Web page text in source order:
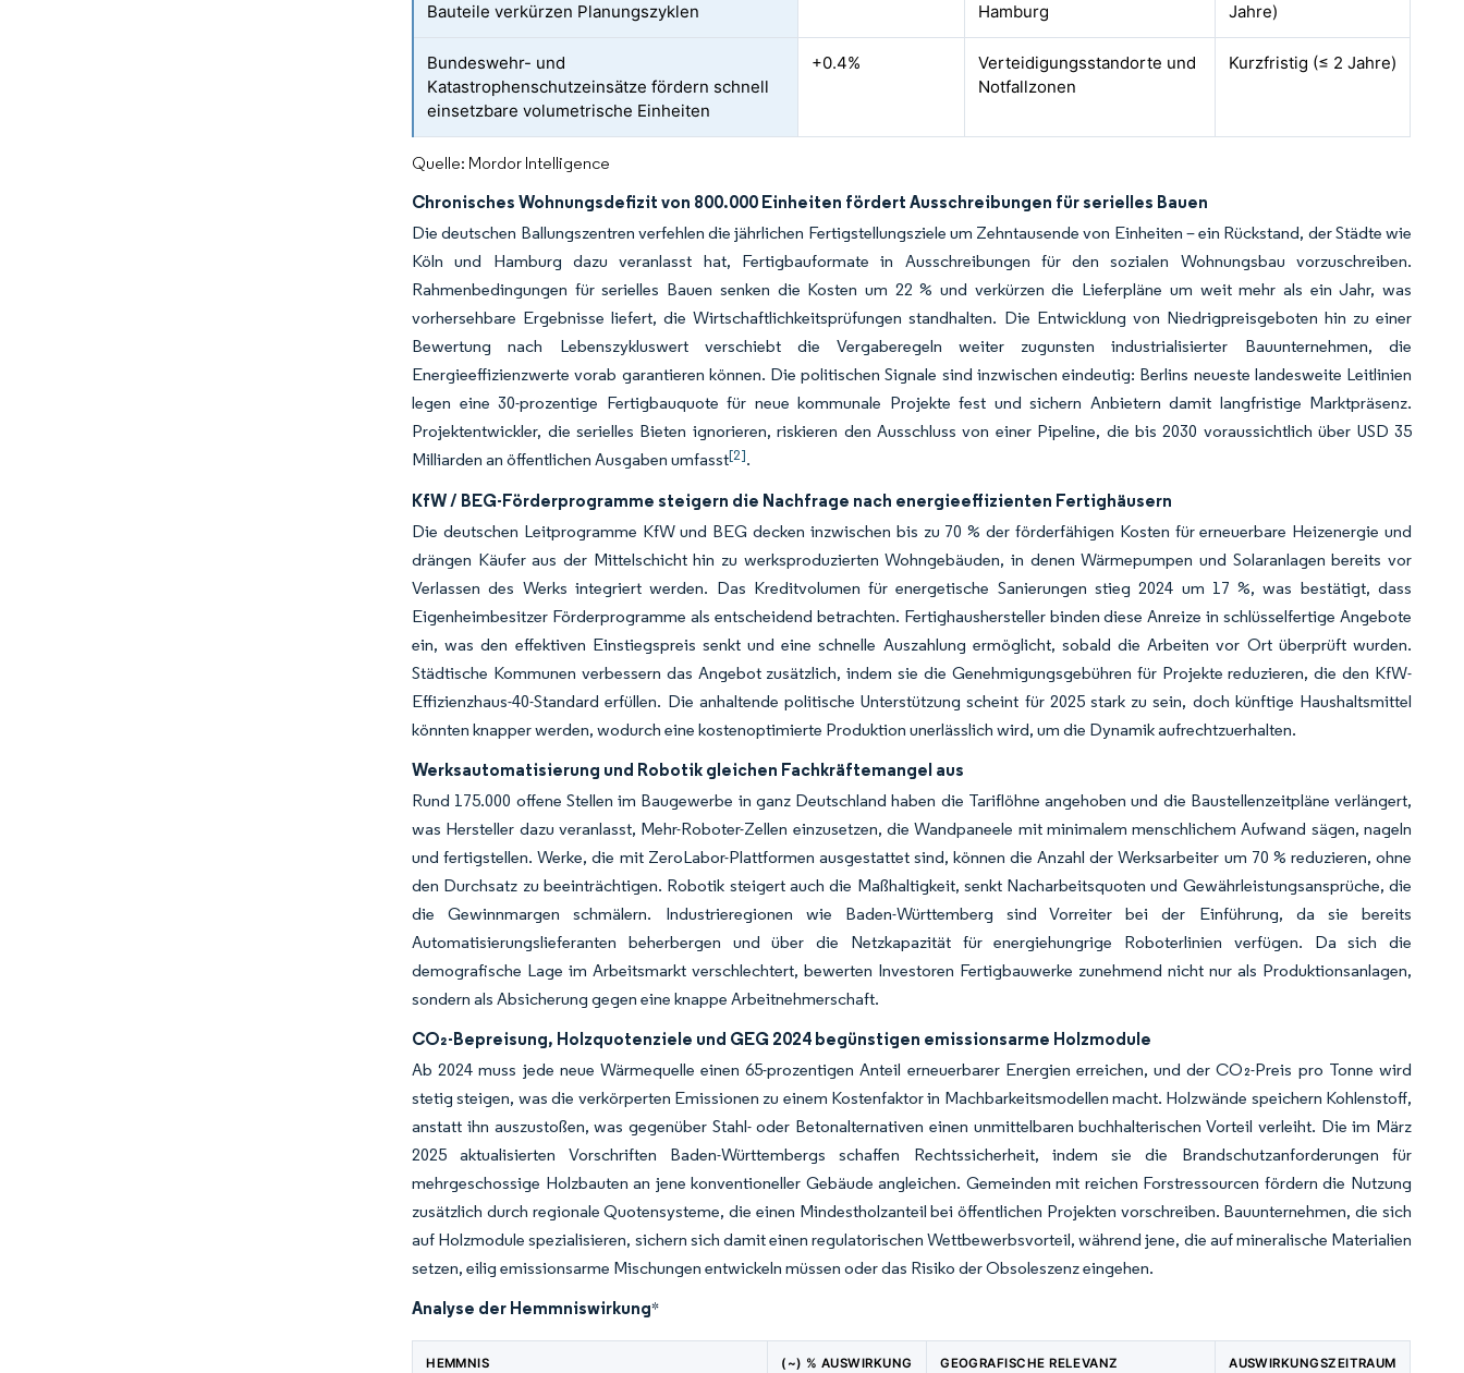
Bauteile verkürzen Planungszyklen
Hamburg
Jahre)
Bundeswehr- und
Katastrophenschutzeinsätze fördern schnell
einsetzbare volumetrische Einheiten
+0.4%
Verteidigungsstandorte und
Notfallzonen
Kurzfristig (≤ 2 Jahre)
Quelle: Mordor Intelligence
Chronisches Wohnungsdefizit von 800.000 Einheiten fördert Ausschreibungen für serielles Bauen
Die deutschen Ballungszentren verfehlen die jährlichen Fertigstellungsziele um Zehntausende von Einheiten – ein Rückstand, der Städte wie
Köln und Hamburg dazu veranlasst hat, Fertigbauformate in Ausschreibungen für den sozialen Wohnungsbau vorzuschreiben.
Rahmenbedingungen für serielles Bauen senken die Kosten um 22 % und verkürzen die Lieferpläne um weit mehr als ein Jahr, was
vorhersehbare Ergebnisse liefert, die Wirtschaftlichkeitsprüfungen standhalten. Die Entwicklung von Niedrigpreisgeboten hin zu einer
Bewertung nach Lebenszykluswert verschiebt die Vergaberegeln weiter zugunsten industrialisierter Bauunternehmen, die
Energieeffizienzwerte vorab garantieren können. Die politischen Signale sind inzwischen eindeutig: Berlins neueste landesweite Leitlinien
legen eine 30-prozentige Fertigbauquote für neue kommunale Projekte fest und sichern Anbietern damit langfristige Marktpräsenz.
Projektentwickler, die serielles Bieten ignorieren, riskieren den Ausschluss von einer Pipeline, die bis 2030 voraussichtlich über USD 35
Milliarden an öffentlichen Ausgaben umfasst[2].
KfW / BEG-Förderprogramme steigern die Nachfrage nach energieeffizienten Fertighäusern
Die deutschen Leitprogramme KfW und BEG decken inzwischen bis zu 70 % der förderfähigen Kosten für erneuerbare Heizenergie und
drängen Käufer aus der Mittelschicht hin zu werksproduzierten Wohngebäuden, in denen Wärmepumpen und Solaranlagen bereits vor
Verlassen des Werks integriert werden. Das Kreditvolumen für energetische Sanierungen stieg 2024 um 17 %, was bestätigt, dass
Eigenheimbesitzer Förderprogramme als entscheidend betrachten. Fertighaushersteller binden diese Anreize in schlüsselfertige Angebote
ein, was den effektiven Einstiegspreis senkt und eine schnelle Auszahlung ermöglicht, sobald die Arbeiten vor Ort überprüft wurden.
Städtische Kommunen verbessern das Angebot zusätzlich, indem sie die Genehmigungsgebühren für Projekte reduzieren, die den KfW-
Effizienzhaus-40-Standard erfüllen. Die anhaltende politische Unterstützung scheint für 2025 stark zu sein, doch künftige Haushaltsmittel
könnten knapper werden, wodurch eine kostenoptimierte Produktion unerlässlich wird, um die Dynamik aufrechtzuerhalten.
Werksautomatisierung und Robotik gleichen Fachkräftemangel aus
Rund 175.000 offene Stellen im Baugewerbe in ganz Deutschland haben die Tariflöhne angehoben und die Baustellenzeitpläne verlängert,
was Hersteller dazu veranlasst, Mehr-Roboter-Zellen einzusetzen, die Wandpaneele mit minimalem menschlichem Aufwand sägen, nageln
und fertigstellen. Werke, die mit ZeroLabor-Plattformen ausgestattet sind, können die Anzahl der Werksarbeiter um 70 % reduzieren, ohne
den Durchsatz zu beeinträchtigen. Robotik steigert auch die Maßhaltigkeit, senkt Nacharbeitsquoten und Gewährleistungsansprüche, die
die Gewinnmargen schmälern. Industrieregionen wie Baden-Württemberg sind Vorreiter bei der Einführung, da sie bereits
Automatisierungslieferanten beherbergen und über die Netzkapazität für energiehungrige Roboterlinien verfügen. Da sich die
demografische Lage im Arbeitsmarkt verschlechtert, bewerten Investoren Fertigbauwerke zunehmend nicht nur als Produktionsanlagen,
sondern als Absicherung gegen eine knappe Arbeitnehmerschaft.
CO₂-Bepreisung, Holzquotenziele und GEG 2024 begünstigen emissionsarme Holzmodule
Ab 2024 muss jede neue Wärmequelle einen 65-prozentigen Anteil erneuerbarer Energien erreichen, und der CO₂-Preis pro Tonne wird
stetig steigen, was die verkörperten Emissionen zu einem Kostenfaktor in Machbarkeitsmodellen macht. Holzwände speichern Kohlenstoff,
anstatt ihn auszustoßen, was gegenüber Stahl- oder Betonalternativen einen unmittelbaren buchhalterischen Vorteil verleiht. Die im März
2025 aktualisierten Vorschriften Baden-Württembergs schaffen Rechtssicherheit, indem sie die Brandschutzanforderungen für
mehrgeschossige Holzbauten an jene konventioneller Gebäude angleichen. Gemeinden mit reichen Forstressourcen fördern die Nutzung
zusätzlich durch regionale Quotensysteme, die einen Mindestholzanteil bei öffentlichen Projekten vorschreiben. Bauunternehmen, die sich
auf Holzmodule spezialisieren, sichern sich damit einen regulatorischen Wettbewerbsvorteil, während jene, die auf mineralische Materialien
setzen, eilig emissionsarme Mischungen entwickeln müssen oder das Risiko der Obsoleszenz eingehen.
Analyse der Hemmniswirkung*
HEMMNIS (~) % AUSWIRKUNG GEOGRAFISCHE RELEVANZ AUSWIRKUNGSZEITRAUM